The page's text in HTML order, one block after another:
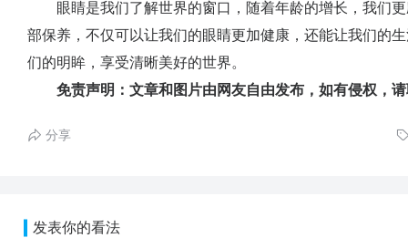
眼睛是我们了解世界的窗口，随着年龄的增长，我们更
部保养，不仅可以让我们的眼睛更加健康，还能让我们的
们的明眸，享受清晰美好的世界。
免责声明：文章和图片由网友自由发布，如有侵权，请
分享
发表你的看法